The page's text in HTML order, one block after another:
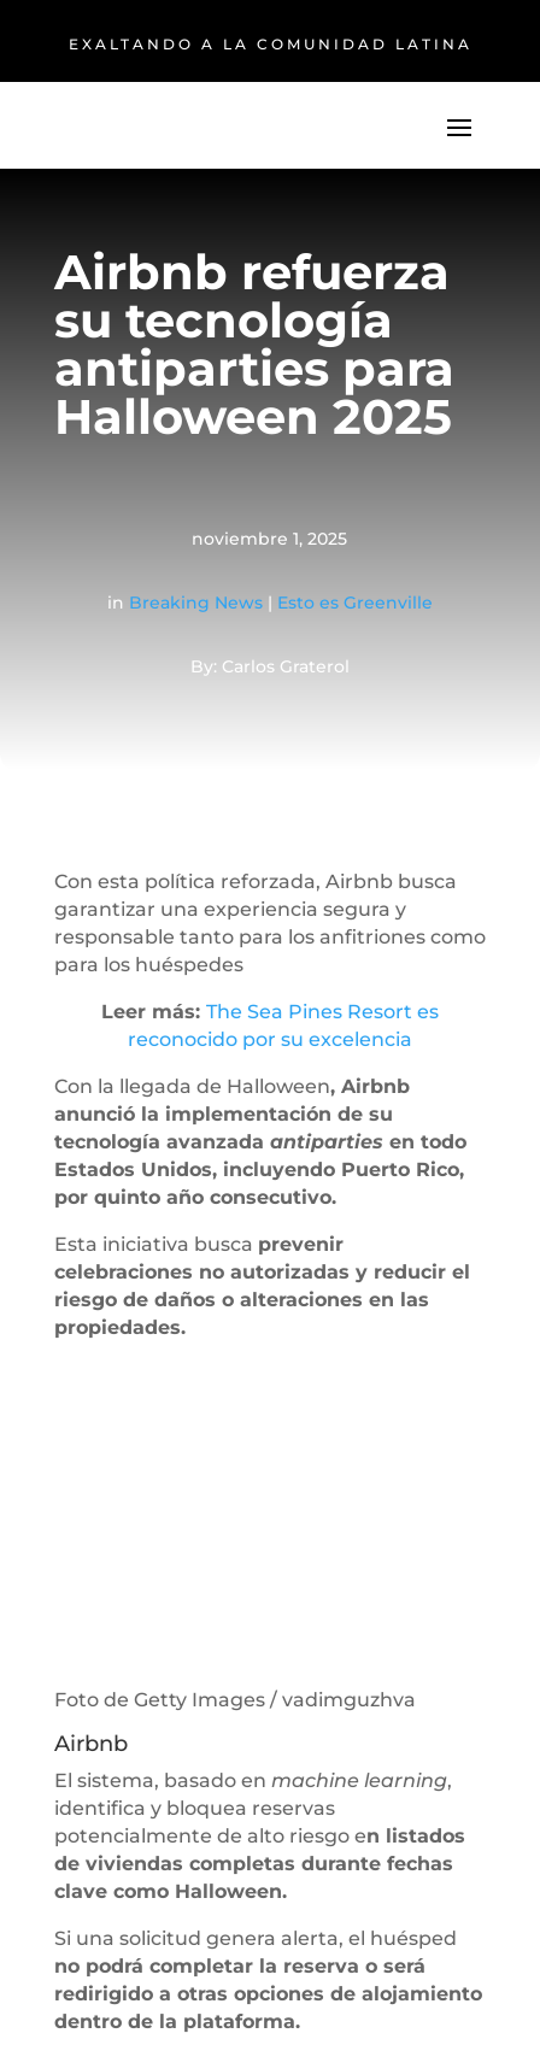
EXALTANDO A LA COMUNIDAD LATINA
Airbnb refuerza
su tecnología
antiparties para
Halloween 2025
noviembre 1, 2025
in Breaking News| Esto es Greenville
By: Carlos Graterol
Con esta política reforzada, Airbnb busca
garantizar una experiencia segura y
responsable tanto para los anfitriones como
para los huéspedes
Leer más: The Sea Pines Resort es
reconocido por su excelencia
Con la llegada de Halloween, Airbnb
anunció la implementación de su
tecnología avanzada antiparties en todo
Estados Unidos, incluyendo Puerto Rico,
por quinto año consecutivo.
Esta iniciativa busca prevenir
celebraciones no autorizadas y reducir el
riesgo de daños o alteraciones en las
propiedades.
Foto de Getty Images / vadimguzhva
Airbnb
El sistema, basado en machine learning,
identifica y bloquea reservas
potencialmente de alto riesgo en listados
de viviendas completas durante fechas
clave como Halloween.
Si una solicitud genera alerta, el huésped
no podrá completar la reserva o será
redirigido a otras opciones de alojamiento
dentro de la plataforma.